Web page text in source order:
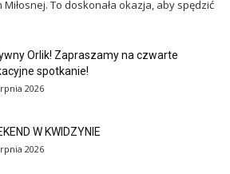
To doskonała okazja, aby spędzić
Orlik! Zapraszamy na czwarte
spotkanie!
2026
W KWIDZYNIE
2026